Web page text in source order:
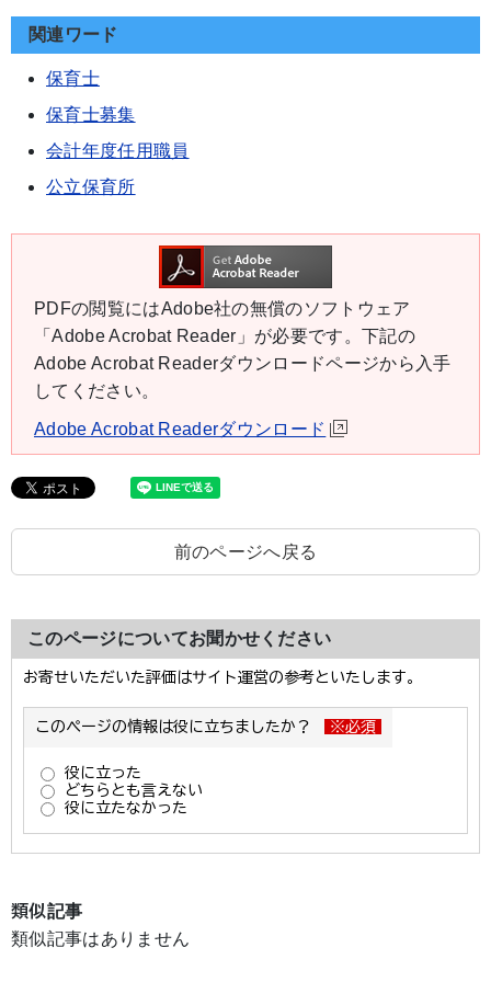
関連ワード
保育士
保育士募集
会計年度任用職員
公立保育所
PDFの閲覧にはAdobe社の無償のソフトウェア
「Adobe Acrobat Reader」が必要です。下記の
Adobe Acrobat Readerダウンロードページから入手
してください。
Adobe Acrobat Readerダウンロード
前のページへ戻る
このページについてお聞かせください
類似記事
類似記事はありません